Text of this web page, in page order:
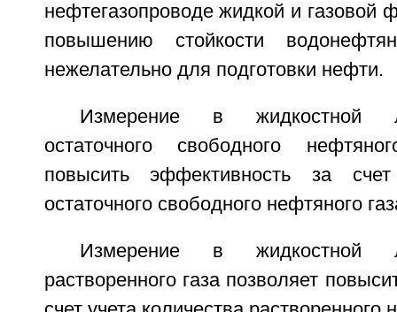
нефтегазопроводе жидкой и газовой
повышению стойкости
нежелательно для подготовки нефти.
Измерение в жидкостной
остаточного свободного
повысить эффективность за
остаточного свободного нефтяного
Измерение в жидкостной
растворенного газа позволяет